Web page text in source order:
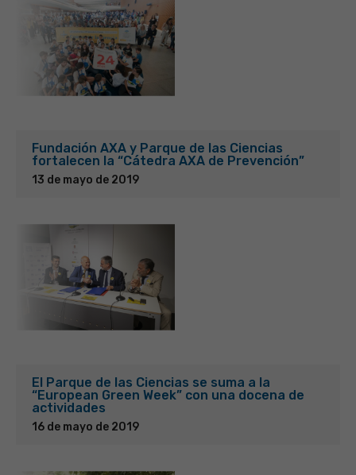
Fundación AXA y Parque de las Ciencias
fortalecen la “Cátedra AXA de Prevención”
13 de mayo de 2019
El Parque de las Ciencias se suma a la
“European Green Week” con una docena de
actividades
16 de mayo de 2019